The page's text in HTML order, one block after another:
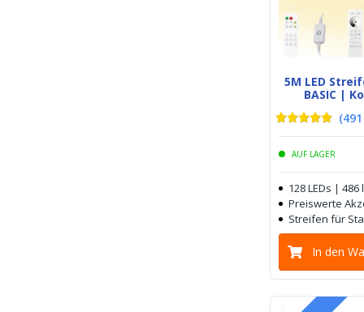
5M LED
BASIC |
(491
AUF LAGER
128 LEDs |
Preiswerte
Streifen für
In den